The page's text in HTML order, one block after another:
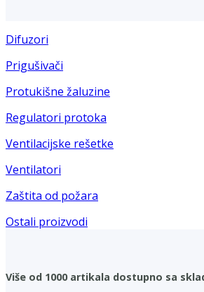
Difuzori
Prigušivači
Protukišne žaluzine
Regulatori protoka
Ventilacijske rešetke
Ventilatori
Zaštita od požara
Ostali proizvodi
Više od 1000 artikala dostupno sa